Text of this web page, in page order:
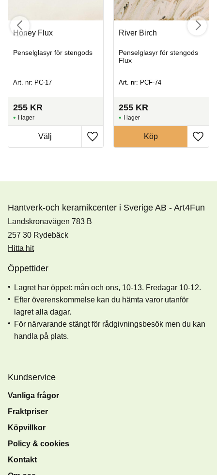
Honey Flux
Penselglasyr för stengods
Art. nr: PC-17
255 KR
I lager
River Birch
Penselglasyr för stengods
Flux
Art. nr: PCF-74
255 KR
I lager
Köp
Hantverk-och keramikcenter i Sverige AB - Art4Fun
Landskronavägen 783 B
257 30 Rydebäck
Hitta hit
Öppettider
Lagret har öppet: mån och ons, 10-13. Fredagar 10-12.
Efter överenskommelse kan du hämta varor utanför
lagret alla dagar.
För närvarande stängt för rådgivningsbesök men du kan
handla på plats.
Kundservice
Vanliga frågor
Fraktpriser
Köpvillkor
Policy & cookies
Kontakt